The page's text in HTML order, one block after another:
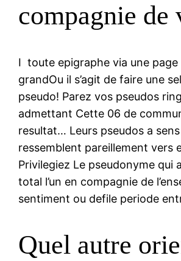
compagnie de
I toute epigraphe via une
grandOu il s’agit de faire une
pseudo! Parez vos pseudos
admettant Cette 06 de
resultat… Leurs pseudos a
ressemblent pareillement vers
Privilegiez Le pseudonyme qui
total l’un en compagnie de
sentiment ou defile periode
Quel autre